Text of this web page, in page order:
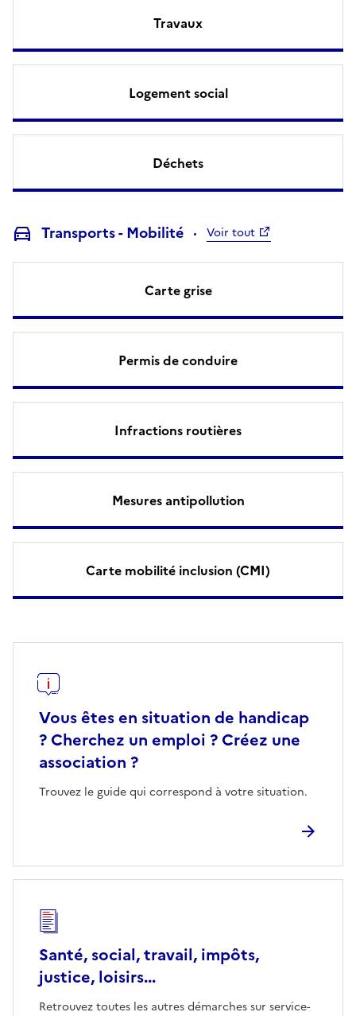
Travaux
Logement social
Déchets
Transports - Mobilité Voir tout
Carte grise
Permis de conduire
Infractions routières
Mesures antipollution
Carte mobilité inclusion (CMI)
Vous êtes en situation de handicap
? Cherchez un emploi ? Créez une
association ?
Trouvez le guide qui correspond à votre situation.
Santé, social, travail, impôts,
justice, loisirs...
Retrouvez toutes les autres démarches sur service-